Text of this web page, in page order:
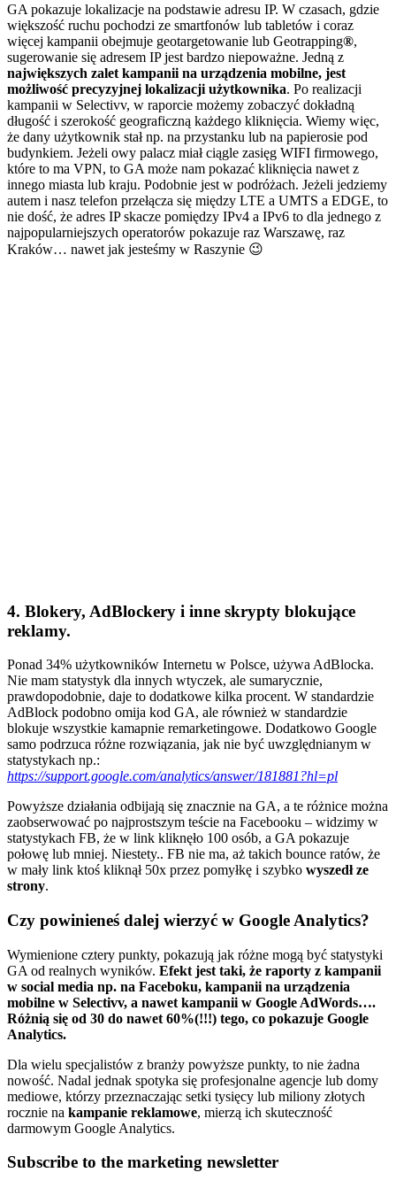
GA pokazuje lokalizacje na podstawie adresu IP. W czasach, gdzie
większość ruchu pochodzi ze smartfonów lub tabletów i coraz
więcej kampanii obejmuje geotargetowanie lub Geotrapping®,
sugerowanie się adresem IP jest bardzo niepoważne. Jedną z
największych zalet kampanii na urządzenia mobilne, jest
możliwość precyzyjnej lokalizacji użytkownika. Po realizacji
kampanii w Selectivv, w raporcie możemy zobaczyć dokładną
długość i szerokość geograficzną każdego kliknięcia. Wiemy więc,
że dany użytkownik stał np. na przystanku lub na papierosie pod
budynkiem. Jeżeli owy palacz miał ciągle zasięg WIFI firmowego,
które to ma VPN, to GA może nam pokazać kliknięcia nawet z
innego miasta lub kraju. Podobnie jest w podróżach. Jeżeli jedziemy
autem i nasz telefon przełącza się między LTE a UMTS a EDGE, to
nie dość, że adres IP skacze pomiędzy IPv4 a IPv6 to dla jednego z
najpopularniejszych operatorów pokazuje raz Warszawę, raz
Kraków… nawet jak jesteśmy w Raszynie 😉
4. Blokery, AdBlockery i inne skrypty blokujące
reklamy.
Ponad 34% użytkowników Internetu w Polsce, używa AdBlocka.
Nie mam statystyk dla innych wtyczek, ale sumarycznie,
prawdopodobnie, daje to dodatkowe kilka procent. W standardzie
AdBlock podobno omija kod GA, ale również w standardzie
blokuje wszystkie kamapnie remarketingowe. Dodatkowo Google
samo podrzuca różne rozwiązania, jak nie być uwzględnianym w
statystykach np.:
https://support.google.com/analytics/answer/181881?hl=pl
Powyższe działania odbijają się znacznie na GA, a te różnice można
zaobserwować po najprostszym teście na Facebooku – widzimy w
statystykach FB, że w link kliknęło 100 osób, a GA pokazuje
połowę lub mniej. Niestety.. FB nie ma, aż takich bounce ratów, że
w mały link ktoś kliknął 50x przez pomyłkę i szybko wyszedł ze
strony.
Czy powinieneś dalej wierzyć w Google Analytics?
Wymienione cztery punkty, pokazują jak różne mogą być statystyki
GA od realnych wyników. Efekt jest taki, że raporty z kampanii
w social media np. na Faceboku, kampanii na urządzenia
mobilne w Selectivv, a nawet kampanii w Google AdWords….
Różnią się od 30 do nawet 60%(!!!) tego, co pokazuje Google
Analytics.
Dla wielu specjalistów z branży powyższe punkty, to nie żadna
nowość. Nadal jednak spotyka się profesjonalne agencje lub domy
mediowe, którzy przeznaczając setki tysięcy lub miliony złotych
rocznie na kampanie reklamowe, mierzą ich skuteczność
darmowym Google Analytics.
Subscribe to the marketing newsletter